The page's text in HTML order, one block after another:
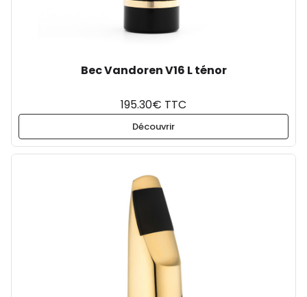
Bec Vandoren V16 L ténor
195.30€ TTC
Découvrir